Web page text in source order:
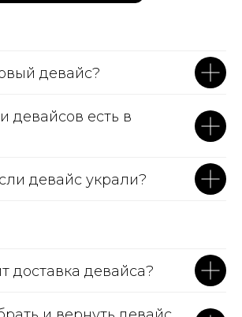
девайс?
девайсов есть в
девайс украли?
доставка девайса?